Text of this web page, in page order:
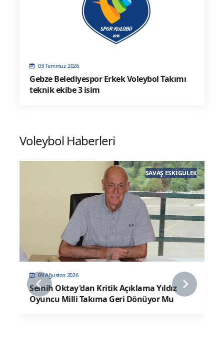
03 Temmuz 2026
Gebze Belediyespor Erkek Voleybol Takımı
teknik ekibe 3 isim
Voleybol Haberleri
09 Ağustos 2026
U17 Erkek Milli Takımımız Balkan İkincisi
GENEL